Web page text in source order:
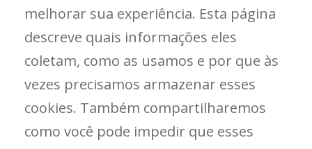
melhorar sua experiência. Esta página
descreve quais informações eles
coletam, como as usamos e por que às
vezes precisamos armazenar esses
cookies. Também compartilharemos
como você pode impedir que esses